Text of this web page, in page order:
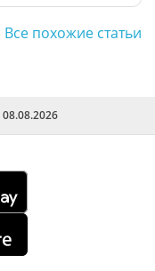
Все похожие статьи
08.08.2026